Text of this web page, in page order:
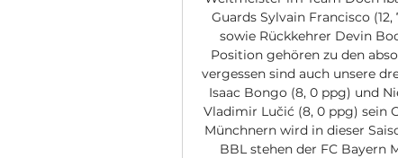
Guards Sylvain Francisco
sowie Rückkehrer Devin
Position gehören zu den
vergessen sind auch unsere
Isaac Bongo (8, 0 ppg) und
Vladimir Lučić (8, 0 ppg) sein
Münchnern wird in dieser
BBL stehen der FC Bayern